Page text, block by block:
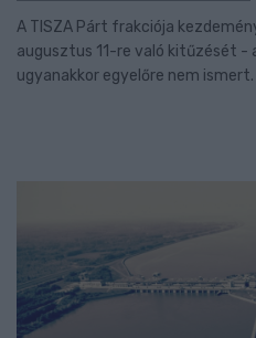
A TISZA Párt frakciója
augusztus 11-re való kitűzését -
ugyanakkor egyelőre nem ismert.